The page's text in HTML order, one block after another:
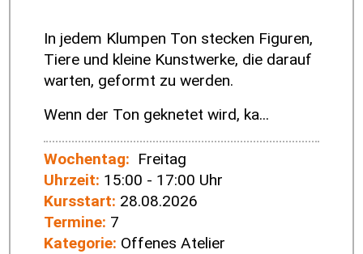
In jedem Klumpen Ton stecken Figuren,
Tiere und kleine Kunstwerke, die darauf
warten, geformt zu werden.
Wenn der Ton geknetet wird, ka...
Wochentag: Freitag
Uhrzeit: 15:00 - 17:00 Uhr
Kursstart: 28.08.2026
Termine: 7
Kategorie: Offenes Atelier